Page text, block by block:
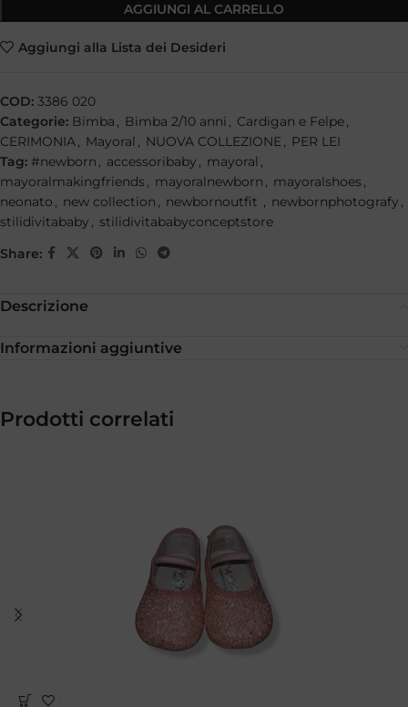
AGGIUNGI AL CARRELLO
Aggiungi alla Lista dei Desideri
COD: 3386 020
Categorie: Bimba , Bimba 2/10 anni , Cardigan e Felpe,
CERIMONIA, Mayoral , NUOVA COLLEZIONE, PER LEI
Tag: #newborn , accessoribaby , mayoral ,
mayoralmakingfriends , mayoralnewborn , mayoralshoes ,
neonato , new collection , newbornoutfit , newbornphotografy ,
stilidivitababy , stilidivitababyconceptstore
Share:
Descrizione
Informazioni aggiuntive
Prodotti correlati